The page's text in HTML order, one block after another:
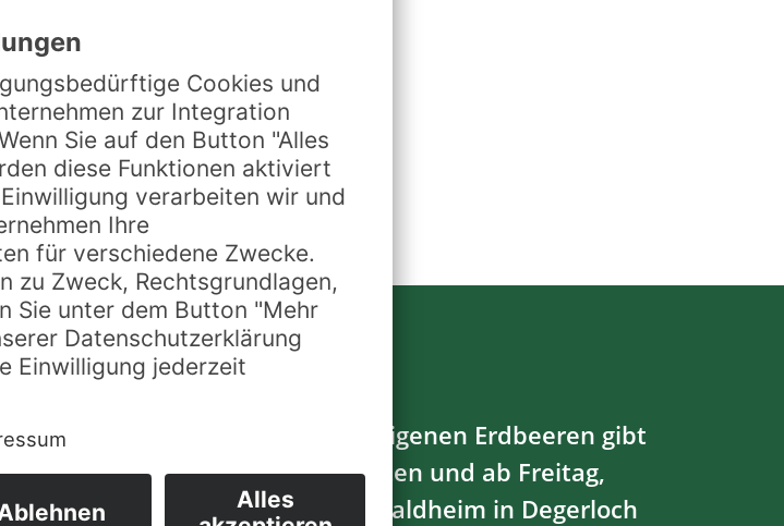
Es geht los... die eigenen Erdbeeren gibt
es im Hofautomaten und ab Freitag,
den 20.5.22 am Waldheim in Degerloch